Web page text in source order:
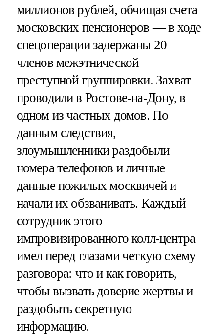
миллионов рублей, обчищая счета
московских пенсионеров — в ходе
спецоперации задержаны 20
членов межэтнической
преступной группировки. Захват
проводили в Ростове-на-Дону, в
одном из частных домов. По
данным следствия,
злоумышленники раздобыли
номера телефонов и личные
данные пожилых москвичей и
начали их обзванивать. Каждый
сотрудник этого
импровизированного колл-центра
имел перед глазами четкую схему
разговора: что и как говорить,
чтобы вызвать доверие жертвы и
раздобыть секретную
информацию.